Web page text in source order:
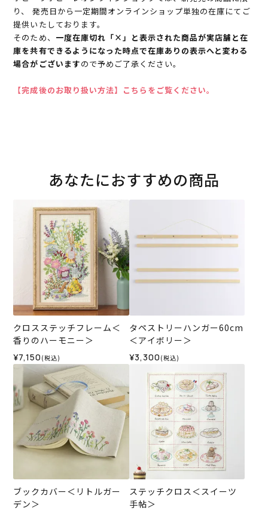
り、 発売日から一定期間オンラインショップ単独の在庫にてご
提供いたしております。
そのため、 一度在庫切れ「×」と表示された商品が実店舗と在
庫を共有できるようになった時点で在庫ありの表示へと変わる
場合がございますので予めご了承ください。
【完成後のお取り扱い方法】こちらをご覧ください。
あなたにおすすめの商品
クロスステッチフレーム＜
香りのハーモニー＞
¥7,150 (税込)
タペストリーハンガー60cm
＜アイボリー＞
¥3,300 (税込)
ブックカバー＜リトルガー
デン＞
ステッチクロス＜スイーツ
手帖＞